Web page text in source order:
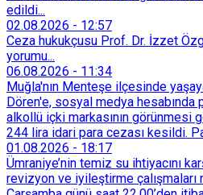
edildi...
02.08.2026 - 12:57
Ceza hukukçusu Prof. Dr. İzzet
yorumu...
06.08.2026 - 11:34
Muğla'nın Menteşe ilçesinde
Dören'e, sosyal medya hesabında
alkollü içki markasının
244 lira idari para cezası kesildi.
taşımadığını savunan Dören,
başvurdu.
01.08.2026 - 18:17
Ümraniye’nin temiz su ihtiyacını
revizyon ve iyileştirme